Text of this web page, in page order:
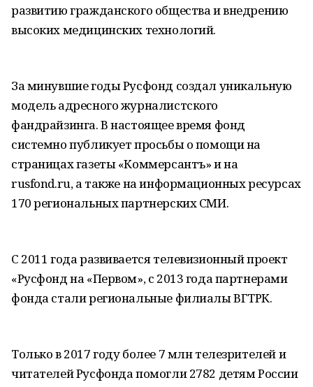
развитию гражданского общества и внедрению
высоких медицинских технологий.
За минувшие годы Русфонд создал уникальную
модель адресного журналистского
фандрайзинга. В настоящее время фонд
системно публикует просьбы о помощи на
страницах газеты «Коммерсантъ» и на
rusfond.ru, а также на информационных ресурсах
170 региональных партнерских СМИ.
С 2011 года развивается телевизионный проект
«Русфонд на «Первом», с 2013 года партнерами
фонда стали региональные филиалы ВГТРК.
Только в 2017 году более 7 млн телезрителей и
читателей Русфонда помогли 2782 детям России